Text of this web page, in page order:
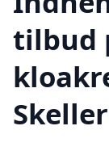
tilbud